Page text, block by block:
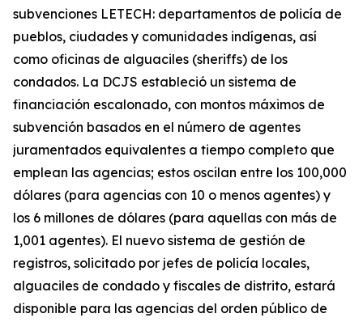
subvenciones LETECH: departamentos de policía de
pueblos, ciudades y comunidades indígenas, así
como oficinas de alguaciles (sheriffs) de los
condados. La DCJS estableció un sistema de
financiación escalonado, con montos máximos de
subvención basados en el número de agentes
juramentados equivalentes a tiempo completo que
emplean las agencias; estos oscilan entre los 100,000
dólares (para agencias con 10 o menos agentes) y
los 6 millones de dólares (para aquellas con más de
1,001 agentes). El nuevo sistema de gestión de
registros, solicitado por jefes de policía locales,
alguaciles de condado y fiscales de distrito, estará
disponible para las agencias del orden público de